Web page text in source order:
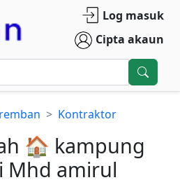
Log masuk
Cipta akaun
Kontraktor
🏠 kampung
Mhd amirul